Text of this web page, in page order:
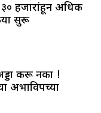
३० हजारांहून अधिक
सुरू
करू नका !
अभाविपच्या